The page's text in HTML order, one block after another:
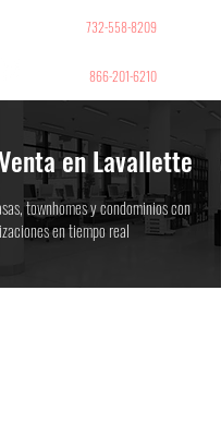
732-558-8209
866-201-6210
en Lavallette
townhomes y condominios con
en tiempo real